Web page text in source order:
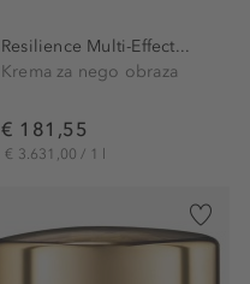
Resilience Multi-Effect...
Krema za nego obraza
€ 181,55
€ 3.631,00 / 1 l